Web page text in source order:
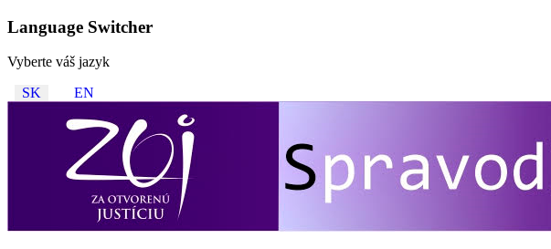
Language Switcher
Vyberte váš jazyk
SK
EN